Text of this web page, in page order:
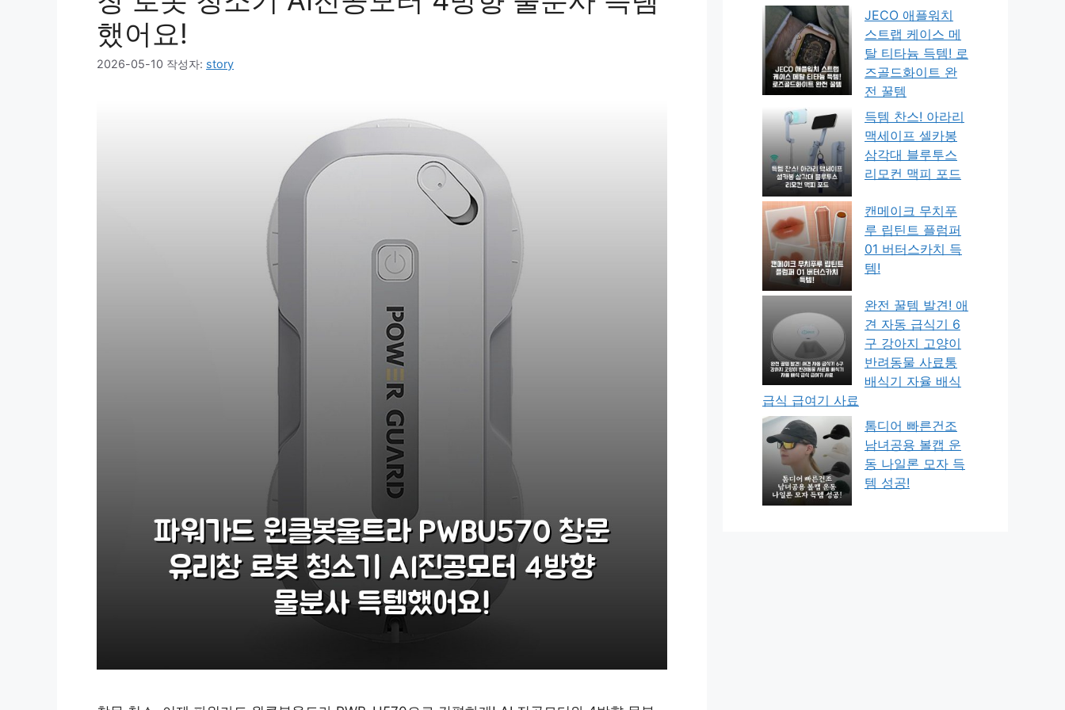
했어요!
2026-05-10 작성자: story
JECO 애플워치
스트랩 케이스 메
탈 티타늄 득템! 로
즈골드화이트 완
전 꿀템
득템 찬스! 아라리
맥세이프 셀카봉
삼각대 블루투스
리모컨 맥피 포드
캔메이크 무치푸
루 립틴트 플럼퍼
01 버터스카치 득
템!
완전 꿀템 발견! 애
견 자동 급식기 6
구 강아지 고양이
반려동물 사료통
배식기 자율 배식
급식 급여기 사료
톰디어 빠른건조
남녀공용 볼캡 운
동 나일론 모자 득
템 성공!